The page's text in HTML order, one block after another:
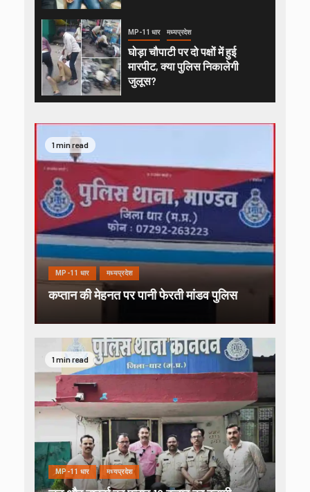
MP-11 धार मध्यप्रदेश
घोड़ा चौपाटी पर दो पक्षों में हुई
मारपीट, क्या पुलिस निकालेगी
जुलूस?
1 min read
MP-11 धार मध्यप्रदेश
कप्तान की मेहनत पर पानी फेरती मांडव पुलिस
1 min read
MP-11 धार मध्यप्रदेश